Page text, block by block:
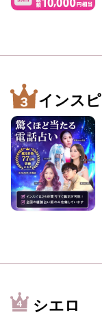
インスピ
シエロ